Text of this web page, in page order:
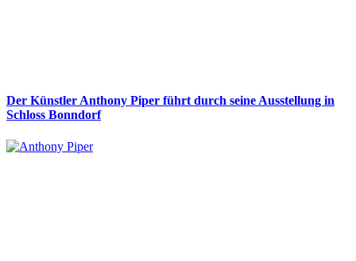
Der Künstler Anthony Piper führt durch seine Ausstellung in
Schloss Bonndorf